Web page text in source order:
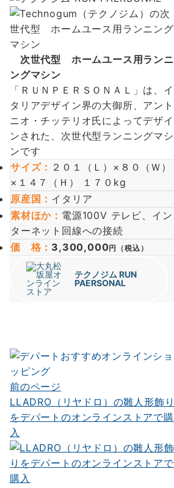
次世代型 ホームユース用ランニ
ングマシン
「ＲＵＮＰＥＲＳＯＮＡＬ」は、イ
タリアデザイン界の大御所、アント
ニオ・チッテリオ氏によってデザイ
ンされた、次世代型ランニングマシ
ンです
サイズ： ２０１（Ｌ）×８０（Ｗ）
×１４７（Ｈ） １７０kg
原産国 ： イタリア
素材ほか： 電源100V テレビ、イン
ターネット回線への接続
価 格 ： 3,300,000円（税込）
テクノジム RUN
PAERSONAL
投
稿
ナ
ビ
ゲ
前のページ
LLADRO（リヤドロ）の雛人形飾り
をデパートのオンラインストアで購
入